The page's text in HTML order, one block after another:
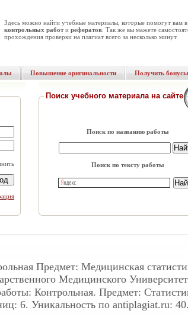
Здесь можно найти учебные материалы, которые помогут вам
контрольных работи рефератов . Так же вы мажете
прохождения проверки на плагиат всего за несколько минут.
Повышение оригинальности Получить бонусы
Поиск учебного материала на сайте
Поиск по названию работы
Поиск по тексту работы
Предмет: Медицинская
Медицинского
Контрольная. Предмет:
6. Уникальность по antiplagiat.ru: